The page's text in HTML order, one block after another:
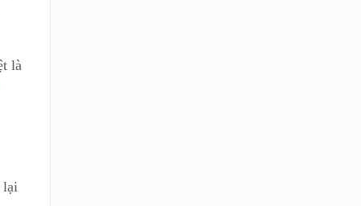
là
lại